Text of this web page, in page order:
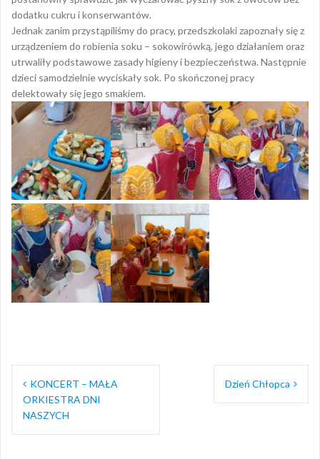
dodatku cukru i konserwantów.
Jednak zanim przystąpiliśmy do pracy, przedszkolaki zapoznały się z
urządzeniem do robienia soku – sokowirówką, jego działaniem oraz
utrwaliły podstawowe zasady higieny i bezpieczeństwa. Następnie
dzieci samodzielnie wyciskały sok. Po skończonej pracy
delektowały się jego smakiem.
Nawigacja
wpisu
KONCERT – MAŁA
ORKIESTRA DNI
NASZYCH
Dzień Chłopca